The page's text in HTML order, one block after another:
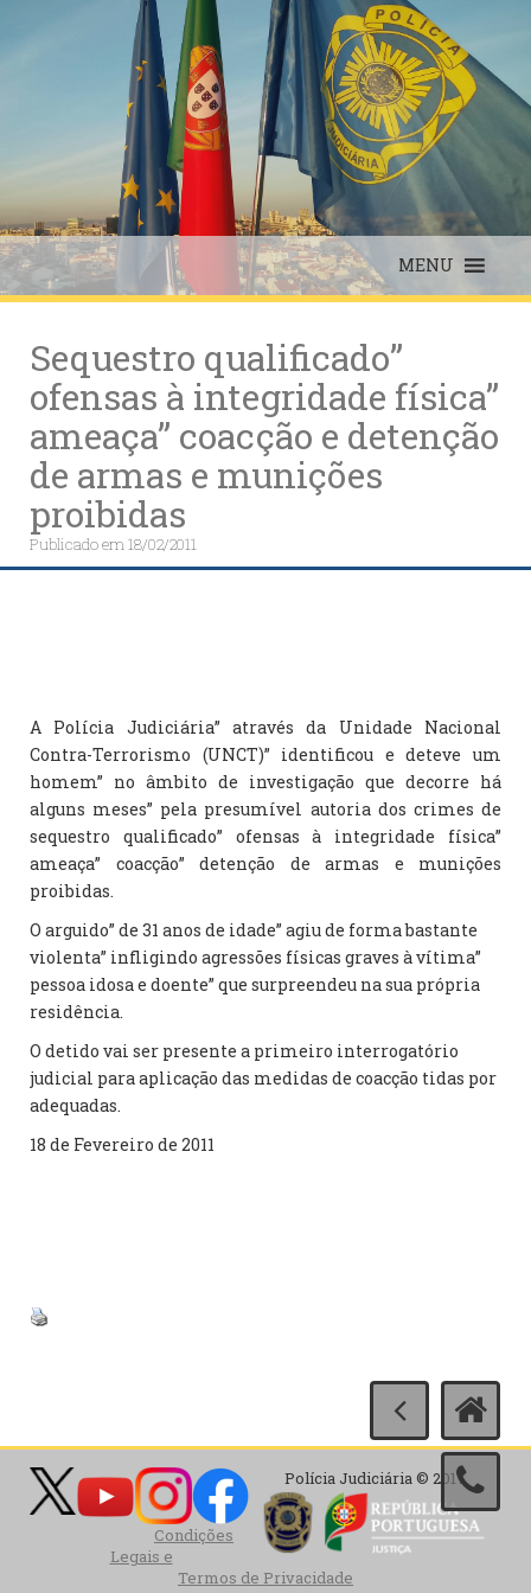
MENU
Sequestro qualificado”
ofensas à integridade física”
ameaça” coacção e detenção
de armas e munições
proibidas
Publicado em18/02/2011
A Polícia Judiciária” através da Unidade Nacional
Contra-Terrorismo (UNCT)” identificou e deteve um
homem” no âmbito de investigação que decorre há
alguns meses” pela presumível autoria dos crimes de
sequestro qualificado” ofensas à integridade física”
ameaça” coacção” detenção de armas e munições
proibidas.
O arguido” de 31 anos de idade” agiu de forma bastante
violenta” infligindo agressões físicas graves à vítima”
pessoa idosa e doente” que surpreendeu na sua própria
residência.
O detido vai ser presente a primeiro interrogatório
judicial para aplicação das medidas de coacção tidas por
adequadas.
18 de Fevereiro de 2011
Polícia Judiciária © 2017
Condições
Legais e
Termos de Privacidade